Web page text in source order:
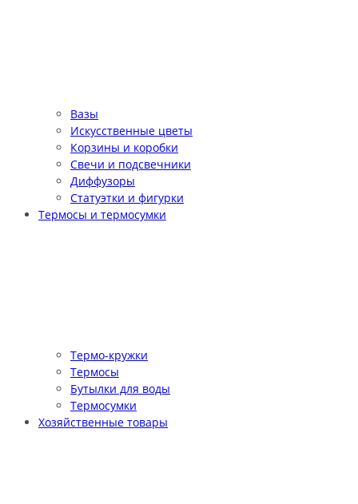
Вазы
Искусственные цветы
Корзины и коробки
Свечи и подсвечники
Диффузоры
Статуэтки и фигурки
Термосы и термосумки
Термо-кружки
Термосы
Бутылки для воды
Термосумки
Хозяйственные товары